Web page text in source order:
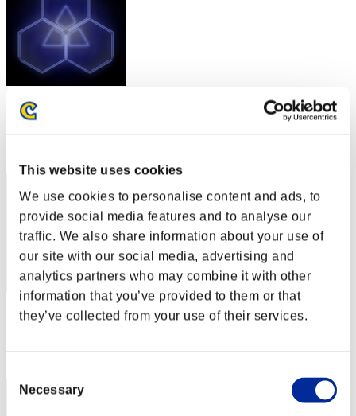
This website uses cookies
We use cookies to personalise content and ads, to
provide social media features and to analyse our
traffic. We also share information about your use of
our site with our social media, advertising and
analytics partners who may combine it with other
information that you’ve provided to them or that
they’ve collected from your use of their services.
Selection
Necessary
スコア: -
RANK
スコア: -